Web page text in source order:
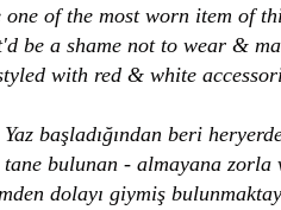
of the most worn item of
be a shame not to wear &
with red & white
başladığından beri
tane bulunan - almayana
dolayı giymiş